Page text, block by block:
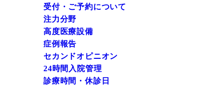
受付・ご予約について
注力分野
高度医療設備
症例報告
セカンドオピニオン
24時間入院管理
診療時間・休診日